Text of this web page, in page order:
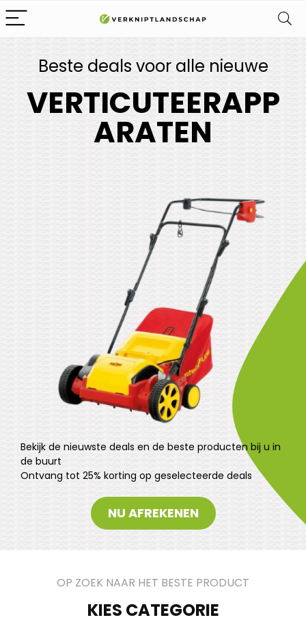
Beste deals voor alle nieuwe
VERTICUTEERAPP
ARATEN
Bekijk de nieuwste deals en de beste producten bij u in
de buurt
Ontvang tot 25% korting op geselecteerde deals
NU AFREKENEN
OP ZOEK NAAR HET BESTE PRODUCT
KIES CATEGORIE